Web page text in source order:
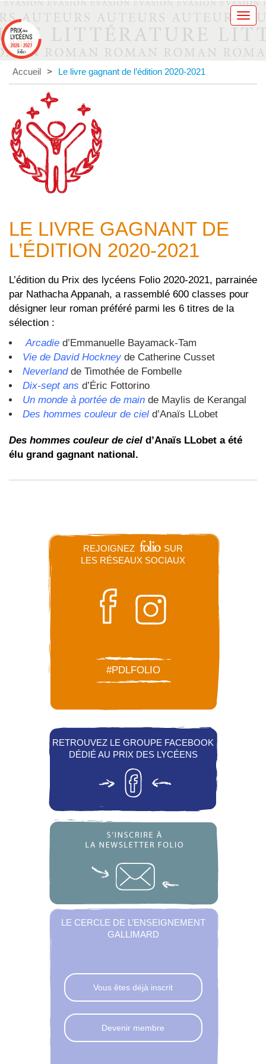
Accueil > Le livre gagnant de l’édition 2020-2021
LE LIVRE GAGNANT DE
L’ÉDITION 2020-2021
L’édition du Prix des lycéens Folio 2020-2021, parrainée
par Nathacha Appanah, a rassemblé 600 classes pour
désigner leur roman préféré parmi les 6 titres de la
sélection :
Arcadie d’Emmanuelle Bayamack-Tam
Vie de David Hockney de Catherine Cusset
Neverland de Timothée de Fombelle
Dix-sept ans d’Éric Fottorino
Un monde à portée de main de Maylis de Kerangal
Des hommes couleur de ciel d’Anaïs LLobet
Des hommes couleur de ciel d’Anaïs LLobet a été
élu grand gagnant national.
REJOIGNEZ
SUR
LES RÉSEAUX SOCIAUX
#PDLFOLIO
RETROUVEZ LE GROUPE FACEBOOK
DÉDIÉ AU PRIX DES LYCÉENS
LE CERCLE DE L’ENSEIGNEMENT
GALLIMARD
Vous êtes déjà inscrit
Devenir membre